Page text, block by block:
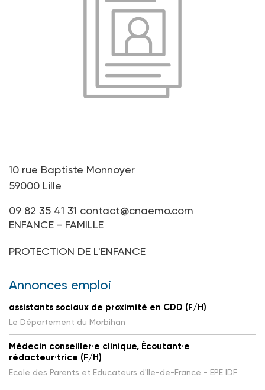
10 rue Baptiste Monnoyer
59000 Lille
09 82 35 41 31 contact@cnaemo.com
ENFANCE - FAMILLE
PROTECTION DE L'ENFANCE
Annonces emploi
assistants sociaux de proximité en CDD (F/H)
Le Département du Morbihan
Médecin conseiller·e clinique, Écoutant·e
rédacteur·trice (F/H)
Ecole des Parents et Educateurs d'Ile-de-France - EPE IDF